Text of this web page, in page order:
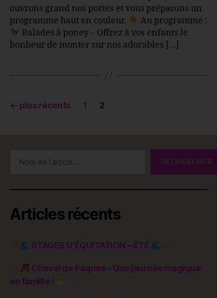
ouvrons grand nos portes et vous préparons un
programme haut en couleur.
Au programme :
Balades à poney – Offrez à vos enfants le
bonheur de monter sur nos adorables […]
Pagination
← plus récents 1 2
RECHERCHER
Articles récents
STAGES D’ÉQUITATION – ÉTÉ
Cheval de Pâques – Une journée magique
en famille !